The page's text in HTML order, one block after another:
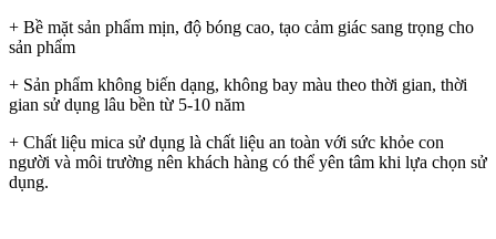
+ Bề mặt sản phẩm mịn, độ bóng cao, tạo cảm giác sang trọng cho
sản phẩm
+ Sản phẩm không biến dạng, không bay màu theo thời gian, thời
gian sử dụng lâu bền từ 5-10 năm
+ Chất liệu mica sử dụng là chất liệu an toàn với sức khỏe con
người và môi trường nên khách hàng có thể yên tâm khi lựa chọn sử
dụng.